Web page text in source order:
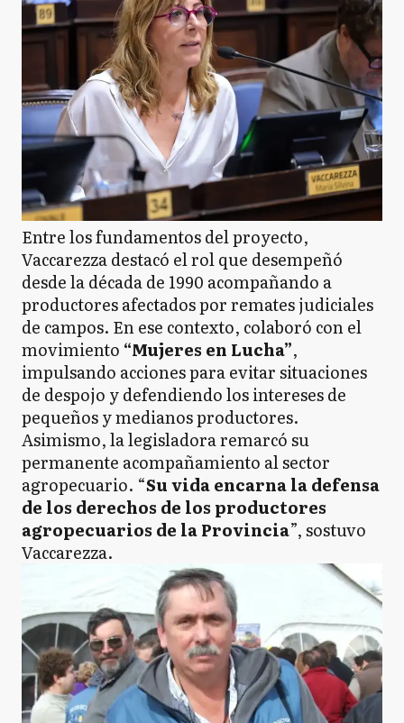
Entre los fundamentos del proyecto,
Vaccarezza destacó el rol que desempeñó
desde la década de 1990 acompañando a
productores afectados por remates judiciales
de campos. En ese contexto, colaboró con el
movimiento “Mujeres en Lucha”,
impulsando acciones para evitar situaciones
de despojo y defendiendo los intereses de
pequeños y medianos productores.
Asimismo, la legisladora remarcó su
permanente acompañamiento al sector
agropecuario. “Su vida encarna la defensa
de los derechos de los productores
agropecuarios de la Provincia”, sostuvo
Vaccarezza.